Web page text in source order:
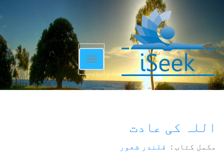
Toggle
navigation
اللہ کی عادت
مکمل کتاب : قلندر شعور